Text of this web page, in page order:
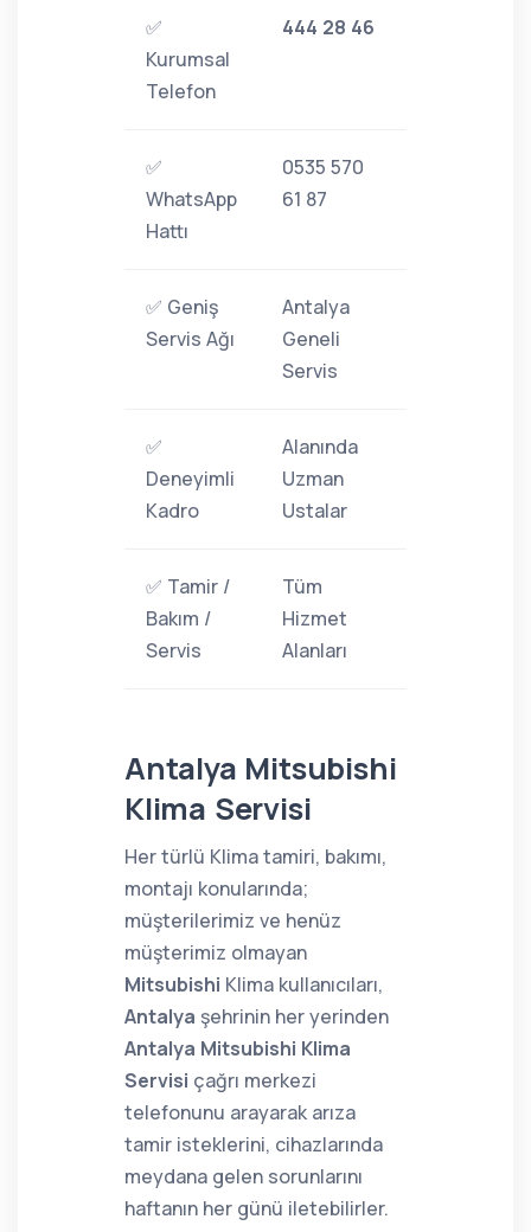
✅
Kurumsal
Telefon
444 28 46
✅
WhatsApp
Hattı
0535 570
61 87
✅ Geniş
Servis Ağı
Antalya
Geneli
Servis
✅
Deneyimli
Kadro
Alanında
Uzman
Ustalar
✅ Tamir /
Bakım /
Servis
Tüm
Hizmet
Alanları
Antalya Mitsubishi
Klima Servisi
Her türlü Klima tamiri, bakımı,
montajı konularında;
müşterilerimiz ve henüz
müşterimiz olmayan
Mitsubishi Klima kullanıcıları,
Antalya şehrinin her yerinden
Antalya Mitsubishi Klima
Servisi çağrı merkezi
telefonunu arayarak arıza
tamir isteklerini, cihazlarında
meydana gelen sorunlarını
haftanın her günü iletebilirler.